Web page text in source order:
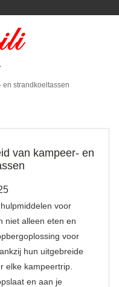
strandkoeltassen
van kampeer- en
voor
niet alleen eten en
voor
hun uitgebreide
elke kampeertrip.
en aan je